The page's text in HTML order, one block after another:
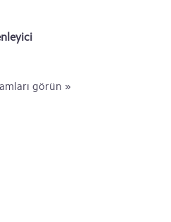
görün »